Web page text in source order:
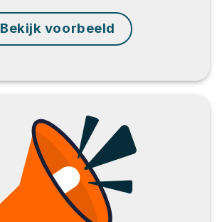
Bekijk voorbeeld